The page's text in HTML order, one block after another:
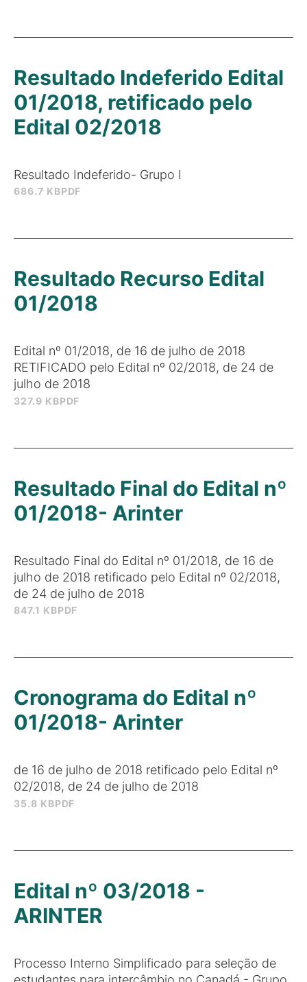
686.7 KBPDF
Resultado Indeferido Edital
01/2018, retificado pelo
Edital 02/2018
Resultado Indeferido- Grupo I
327.9 KBPDF
Resultado Recurso Edital
01/2018
Edital nº 01/2018, de 16 de julho de 2018
RETIFICADO pelo Edital nº 02/2018, de 24 de
julho de 2018
847.1 KBPDF
Resultado Final do Edital nº
01/2018- Arinter
Resultado Final do Edital nº 01/2018, de 16 de
julho de 2018 retificado pelo Edital nº 02/2018,
de 24 de julho de 2018
35.8 KBPDF
Cronograma do Edital nº
01/2018- Arinter
de 16 de julho de 2018 retificado pelo Edital nº
02/2018, de 24 de julho de 2018
Edital nº 03/2018 -
ARINTER
Processo Interno Simplificado para seleção de